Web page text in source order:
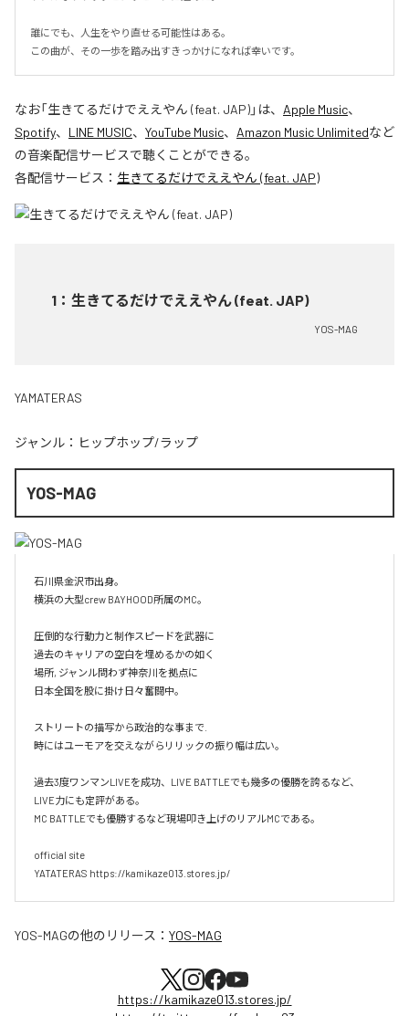
誰にでも、人生をやり直せる可能性はある。
この曲が、その一歩を踏み出すきっかけになれば幸いです。
なお「生きてるだけでええやん (feat. JAP)」は、 Apple Music、
Spotify、 LINE MUSIC、 YouTube Music、 Amazon Music Unlimitedなど
の音楽配信サービスで聴くことができる。
各配信サービス： 生きてるだけでええやん (feat. JAP)
1 ： 生きてるだけでええやん (feat. JAP)
YOS-MAG
YAMATERAS
ジャンル： ヒップホップ/ラップ
YOS-MAG
石川県金沢市出身。
横浜の大型crew BAYHOOD所属のMC。
圧倒的な行動力と制作スピードを武器に
過去のキャリアの空白を埋めるかの如く
場所, ジャンル問わず神奈川を拠点に
日本全国を股に掛け日々奮闘中。
ストリートの描写から政治的な事まで.
時にはユーモアを交えながらリリックの振り幅は広い。
過去3度ワンマンLIVEを成功、LIVE BATTLEでも幾多の優勝を誇るなど、
LIVE力にも定評がある。
MC BATTLEでも優勝するなど現場叩き上げのリアルMCである。
official site
YATATERAS https://kamikaze013.stores.jp/
YOS-MAGの他のリリース： YOS-MAG
https://kamikaze013.stores.jp/